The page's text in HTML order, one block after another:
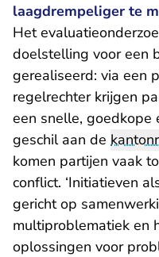
laagdrempeliger te
Het
doelstelling voor een
gerealiseerd: via een
regelrechter krijgen
een snelle, goedkope
geschil aan de
komen partijen vaak
conflict. ‘Initiatieven
gericht op
multiproblematiek en
oplossingen voor